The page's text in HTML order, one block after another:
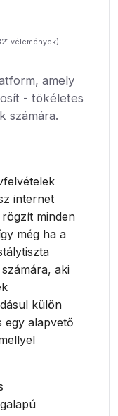
vélemények)
amely
- tökéletes
számára.
internet
minden
még ha a
aki
külön
egy alapvető